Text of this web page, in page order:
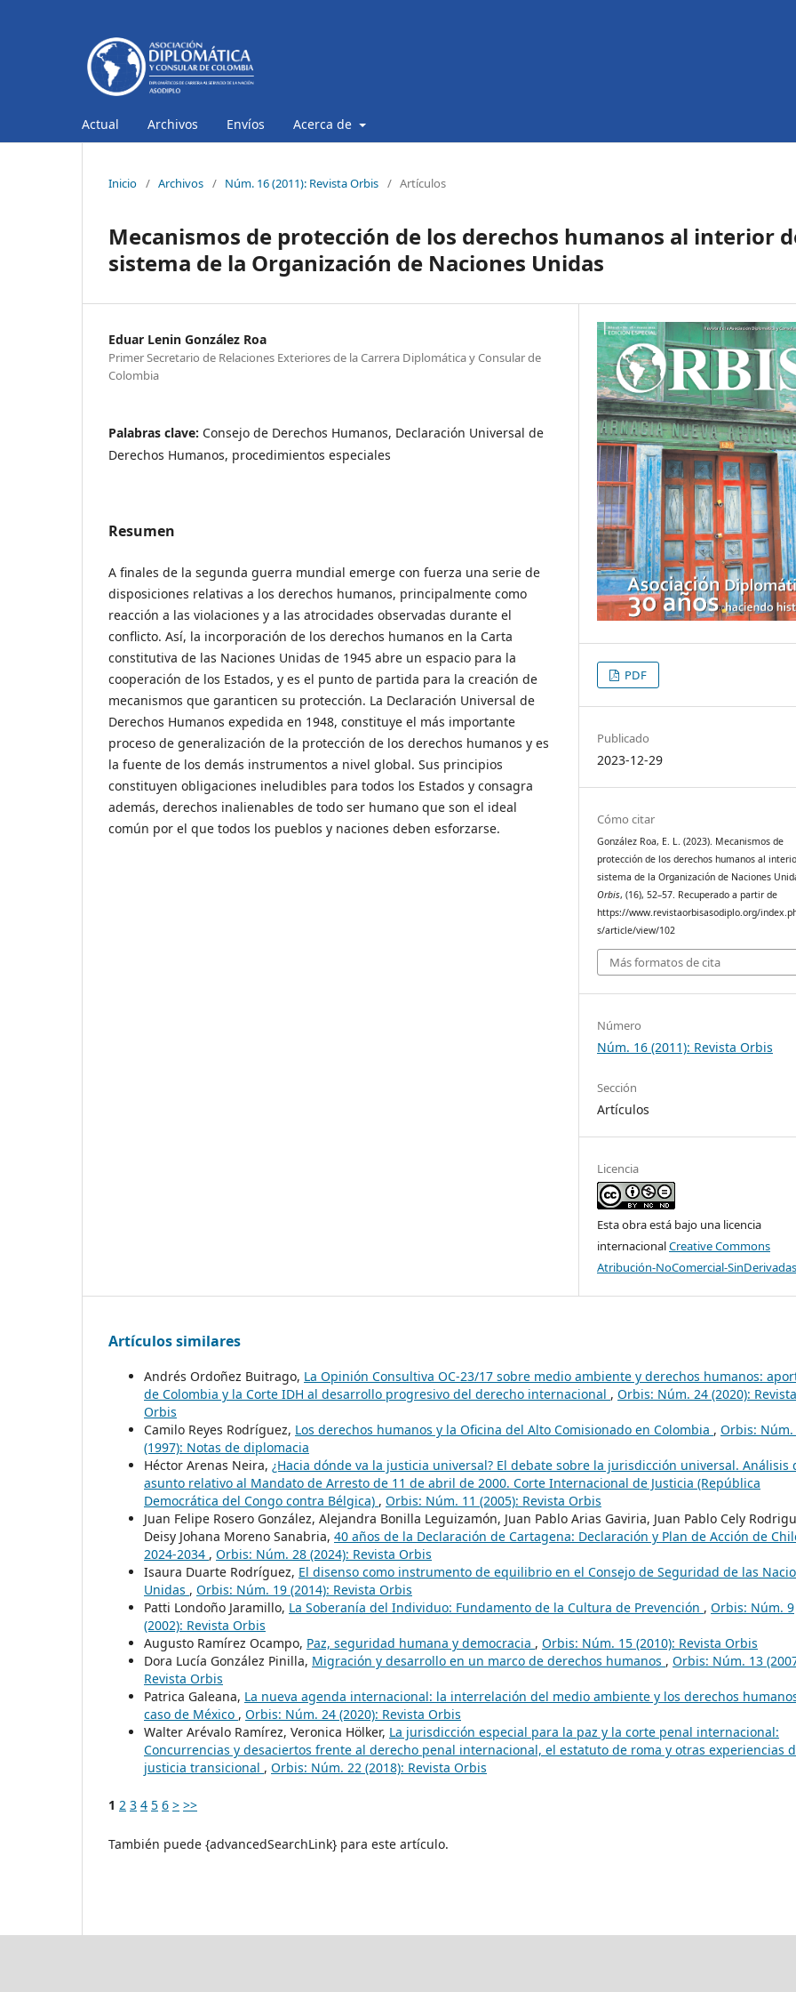
Actual Archivos Envíos Acerca de
Inicio / Archivos / Núm. 16 (2011): Revista Orbis / Artículos
Mecanismos de protección de los derechos humanos al interior
sistema de la Organización de Naciones Unidas
Eduar Lenin González Roa
Primer Secretario de Relaciones Exteriores de la Carrera Diplomática y Consular de
Colombia
Palabras clave: Consejo de Derechos Humanos, Declaración Universal de
Derechos Humanos, procedimientos especiales
Resumen
A finales de la segunda guerra mundial emerge con fuerza una serie de
disposiciones relativas a los derechos humanos, principalmente como
reacción a las violaciones y a las atrocidades observadas durante el
conflicto. Así, la incorporación de los derechos humanos en la Carta
constitutiva de las Naciones Unidas de 1945 abre un espacio para la
cooperación de los Estados, y es el punto de partida para la creación de
mecanismos que garanticen su protección. La Declaración Universal de
Derechos Humanos expedida en 1948, constituye el más importante
proceso de generalización de la protección de los derechos humanos y es
la fuente de los demás instrumentos a nivel global. Sus principios
constituyen obligaciones ineludibles para todos los Estados y consagra
además, derechos inalienables de todo ser humano que son el ideal
común por el que todos los pueblos y naciones deben esforzarse.
PDF
Publicado
2023-12-29
Cómo citar
González Roa, E. L. (2023). Mecanismos de
protección de los derechos humanos al
sistema de la Organización de Naciones
Orbis, (16), 52–57. Recuperado a partir de
https://www.revistaorbisasodiplo.org/
s/article/view/102
Más formatos de cita
Número
Núm. 16 (2011): Revista Orbis
Sección
Artículos
Licencia
Esta obra está bajo una licencia
internacionalCreative Commons
Atribución-NoComercial-
Artículos similares
Andrés Ordoñez Buitrago, La Opinión Consultiva OC-23/17 sobre medio ambiente y derechos humanos:
de Colombia y la Corte IDH al desarrollo progresivo del derecho internacional , Orbis: Núm. 24 (2020): Revista
Orbis
Camilo Reyes Rodríguez, Los derechos humanos y la Oficina del Alto Comisionado en Colombia , Orbis: Núm.
(1997): Notas de diplomacia
Héctor Arenas Neira, ¿Hacia dónde va la justicia universal? El debate sobre la jurisdicción universal. Análisis
asunto relativo al Mandato de Arresto de 11 de abril de 2000. Corte Internacional de Justicia (República
Democrática del Congo contra Bélgica) , Orbis: Núm. 11 (2005): Revista Orbis
Juan Felipe Rosero González, Alejandra Bonilla Leguizamón, Juan Pablo Arias Gaviria, Juan Pablo Cely
Deisy Johana Moreno Sanabria, 40 años de la Declaración de Cartagena: Declaración y Plan de Acción de
2024-2034 , Orbis: Núm. 28 (2024): Revista Orbis
Isaura Duarte Rodríguez, El disenso como instrumento de equilibrio en el Consejo de Seguridad de las
Unidas , Orbis: Núm. 19 (2014): Revista Orbis
Patti Londoño Jaramillo, La Soberanía del Individuo: Fundamento de la Cultura de Prevención , Orbis: Núm. 9
(2002): Revista Orbis
Augusto Ramírez Ocampo, Paz, seguridad humana y democracia , Orbis: Núm. 15 (2010): Revista Orbis
Dora Lucía González Pinilla, Migración y desarrollo en un marco de derechos humanos , Orbis: Núm. 13
Revista Orbis
Patrica Galeana, La nueva agenda internacional: la interrelación del medio ambiente y los derechos
caso de México , Orbis: Núm. 24 (2020): Revista Orbis
Walter Arévalo Ramírez, Veronica Hölker, La jurisdicción especial para la paz y la corte penal internacional:
Concurrencias y desaciertos frente al derecho penal internacional, el estatuto de roma y otras experiencias
justicia transicional , Orbis: Núm. 22 (2018): Revista Orbis
1 2 3 4 5 6 > >>
También puede {advancedSearchLink} para este artículo.